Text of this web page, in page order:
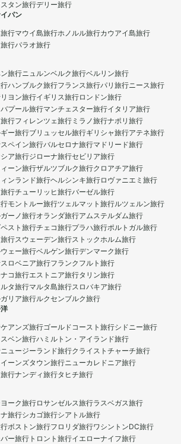
タン旅行デリー旅行
パン
行マウイ島旅行ホノルル旅行カウアイ島旅行
行パラオ旅行
旅行ニュルンベルク旅行ベルリン旅行
ハンブルク旅行フランス旅行パリ旅行ニース旅行
リヨン旅行イギリス旅行ロンドン旅行
バプール旅行マンチェスター旅行イタリア旅行
行フィレンツェ旅行 ミラノ旅行ナポリ旅行
ー旅行ブリュッセル旅行ギリシャ旅行アテネ旅行
スペイン旅行バルセロナ旅行マドリード旅行
ア旅行ジローナ旅行セビリア旅行
ーン旅行ザルツブルク旅行クロアチア旅行
ンランド旅行ヘルシンキ旅行ロヴァニエミ旅行
行チューリッヒ旅行バーゼル旅行
モントルー旅行ツェルマット旅行ルツェルン旅行
ーノ旅行オランダ旅行アムステルダム旅行
スト旅行チェコ旅行プラハ旅行ポルトガル旅行
行スウェーデン旅行ストックホルム旅行
ウェー旅行ベルゲン旅行デンマーク旅行
スロベニア旅行フランクフルト旅行
コ旅行エストニア旅行タリン旅行
タ旅行マルタ島旅行スロバキア旅行
リア旅行ルクセンブルク旅行
ケアンズ旅行ゴールドコースト旅行シドニー旅行
ベン旅行ハミルトン・アイランド旅行
ニュージーランド旅行クライストチャーチ旅行
ーンズタウン旅行ニューカレドニア旅行
行ナンディ旅行タヒチ旅行
ーク旅行ロサンゼルス旅行ラスベガス旅行
旅行シカゴ旅行シアトル旅行
ボストン旅行フロリダ旅行ワシントンDC旅行
ー旅行 トロント旅行イエローナイフ旅行